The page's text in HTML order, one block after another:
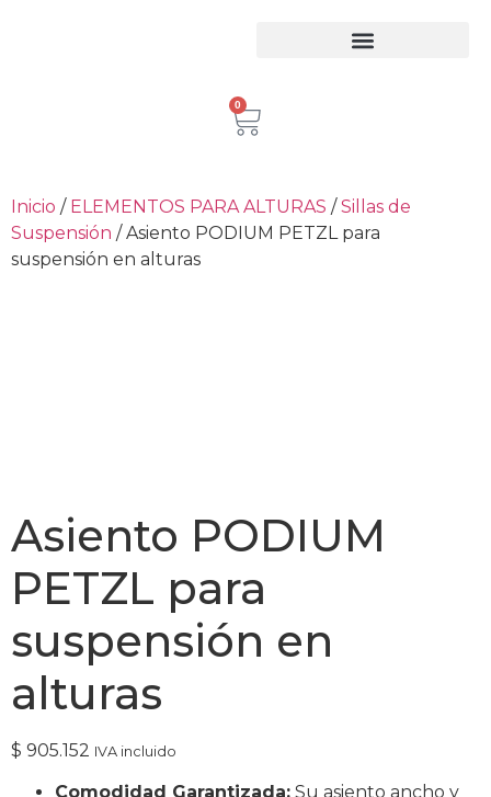
0
Inicio / ELEMENTOS PARA ALTURAS /Sillas de
Suspensión / Asiento PODIUM PETZL para
suspensión en alturas
Asiento PODIUM
PETZL para
suspensión en
alturas
$ 905.152 IVA incluido
Comodidad Garantizada: Su asiento ancho y